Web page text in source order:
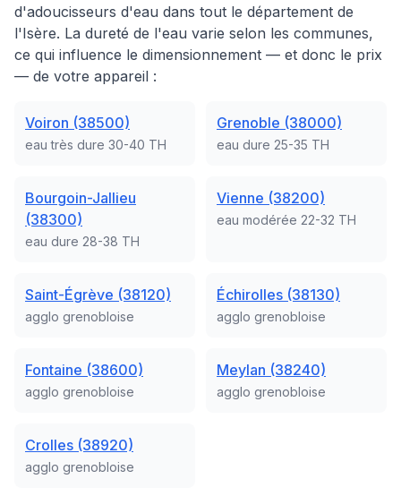
d'adoucisseurs d'eau dans tout le département de
l'Isère. La dureté de l'eau varie selon les communes,
ce qui influence le dimensionnement — et donc le prix
— de votre appareil :
Voiron (38500)
eau très dure 30-40 TH
Grenoble (38000)
eau dure 25-35 TH
Bourgoin-Jallieu
(38300)
eau dure 28-38 TH
Vienne (38200)
eau modérée 22-32 TH
Saint-Égrève (38120)
agglo grenobloise
Échirolles (38130)
agglo grenobloise
Fontaine (38600)
agglo grenobloise
Meylan (38240)
agglo grenobloise
Crolles (38920)
agglo grenobloise